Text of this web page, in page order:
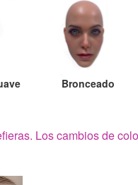
Bronceado
Los cambios de